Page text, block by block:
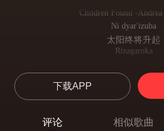
Children Found -Andrea
Ni dyar'izuba
太阳终将升起
Rizagaruka
Hejuru yacu
在我们头顶
Nduzaricyeza
Ni dyar'izuba
下载APP
评论 相似歌曲